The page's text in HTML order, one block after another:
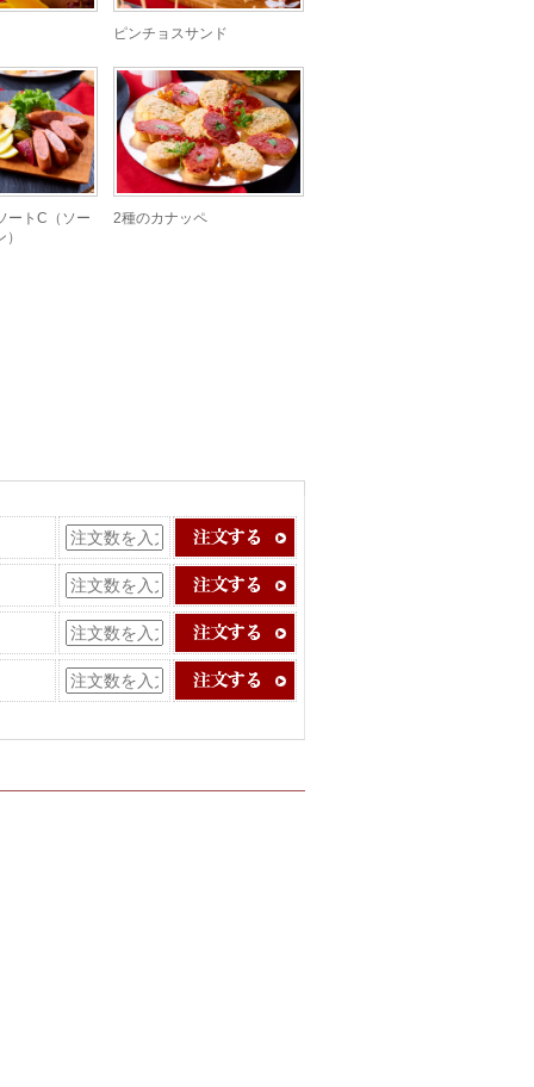
ピンチョスサンド
ートC（ソー
2種のカナッペ